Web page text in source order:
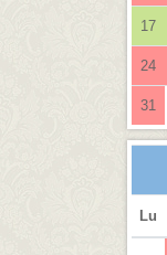
17
24
31
Lu